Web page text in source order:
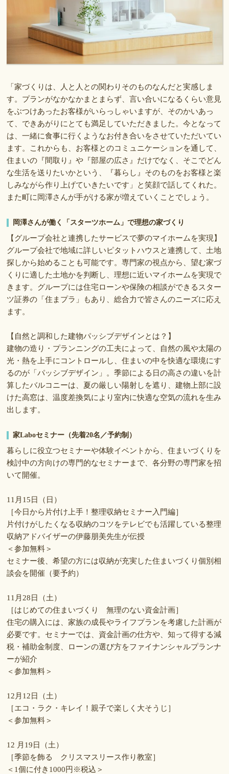
「家づくりは、人と人との関わりそのものなんだと実感しま
す。プランがなかなかまとまらず、言い合いになるくらい意見
をぶつけあったお客様がいらっしゃいますが、そのかいあっ
て、できあがりにとても満足していただきました。今となって
は、一緒に食事に行くようなお付き合いをさせていただいてい
ます。これからも、お客様とのコミュニケーションを通して、
住まいの『間取り』や『部屋の広さ』だけでなく、そこでどん
な生活を送りたいかという、『暮らし』そのものをお客様と楽
しみながら作り上げていきたいです」と笑顔で話してくれた。
また町に岡澤さんが手がける家が増えていくことでしょう。
岡澤さんが働く「スターツホーム」で理想の家づくり
【グループ会社と連携したサービスで夢のマイホームを実現】
グループ会社で地域に詳しいピタットハウスと連携して、土地
探しから始めることも可能です。専門家の視点から、望む家づ
くりに適した土地かを判断し、理想に近いマイホームを実現で
きます。グループには住宅ローンや保険の相談ができるスター
ツ証券の「住まプラ」もあり、総合力で皆さんのニーズに応え
ます。
【自然と調和した建物パッシブデザインとは？】
建物の造り・プランニングの工夫によって、自然の風や太陽の
光・熱を上手にコントロールし、住まいの中を快適な環境にす
るのが「パッシブデザイン」。季節による日の高さの違いを計
算したバルコニーは、夏の厳しい陽射しを遮り、建物上部に設
けた高窓は、温度差換気により室内に快適な空気の流れを生み
出します。
家Laboセミナー（先着20名／予約制）
暮らしに役立つセミナーや体験イベントから、住まいづくりを
検討中の方向けの専門的なセミナーまで、各分野の専門家を招
いて開催。
11月15日（日）
［今日から片付け上手！整理収納セミナー入門編］
片付けがしたくなる収納のコツをテレビでも活躍している整理
収納アドバイザーの伊藤朋美先生が伝授
＜参加無料＞
セミナー後、希望の方には収納が充実した住まいづくり個別相
談会を開催（要予約）
11月28日（土）
［はじめての住まいづくり 無理のない資金計画］
住宅の購入には、家族の成長やライフプランを考慮した計画が
必要です。セミナーでは、資金計画の仕方や、知って得する減
税・補助金制度、ローンの選び方をファイナンシャルプランナ
ーが紹介
＜参加無料＞
12月12日（土）
［エコ・ラク・キレイ！親子で楽しく大そうじ］
＜参加無料＞
12 月19日（土）
［季節を飾る クリスマスリース作り教室］
＜1個に付き1000円※税込＞